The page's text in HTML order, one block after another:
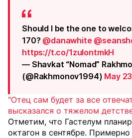
Should I be the one to
170? @danawhite
https://t.co/1zuIontmkH
— Shavkat “Nomad”
(@Rakhmonov1994) May
"Отец сам будет за все
высказался о тяжелом
Отметим, что Гастелум
октагон в сентябре.